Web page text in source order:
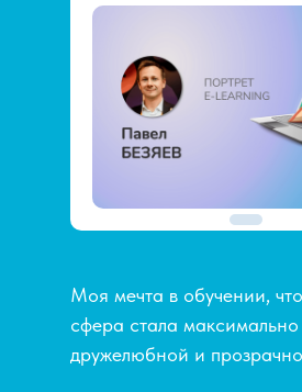
Моя мечта в обучении,
сфера стала максимально
дружелюбной и